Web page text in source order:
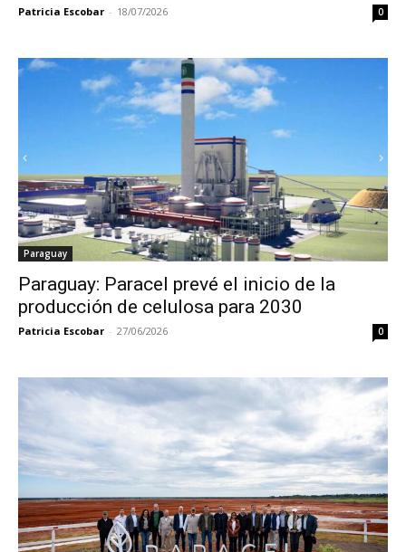
Patricia Escobar - 18/07/2026 0
Paraguay
Paraguay: Paracel prevé el inicio de la
producción de celulosa para 2030
Patricia Escobar - 27/06/2026 0